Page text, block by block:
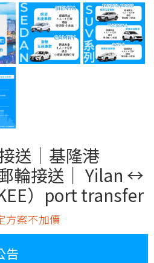
送｜基隆港
郵輪接送｜ Yilan ↔︎
）port transfer
方案不加價
告